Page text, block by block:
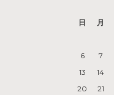
日
月
6
7
13
14
20
21